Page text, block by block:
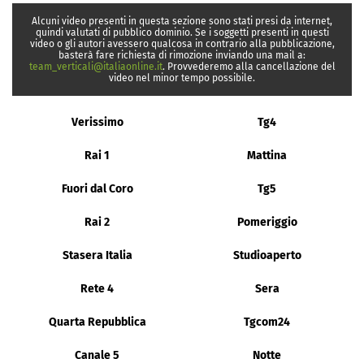
Alcuni video presenti in questa sezione sono stati presi da internet,
quindi valutati di pubblico dominio. Se i soggetti presenti in questi
video o gli autori avessero qualcosa in contrario alla pubblicazione,
basterà fare richiesta di rimozione inviando una mail a:
team_verticali@italiaonline.it. Provvederemo alla cancellazione del
video nel minor tempo possibile.
Verissimo Tg4
Rai 1 Mattina
Fuori dal Coro Tg5
Rai 2 Pomeriggio
Stasera Italia Studioaperto
Rete 4 Sera
Quarta Repubblica Tgcom24
Canale 5 Notte